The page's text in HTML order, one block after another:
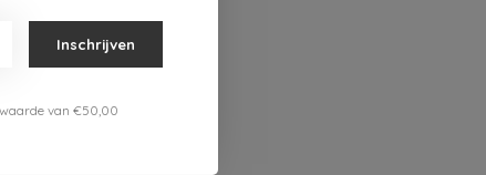
Inschrijven
van €50,00